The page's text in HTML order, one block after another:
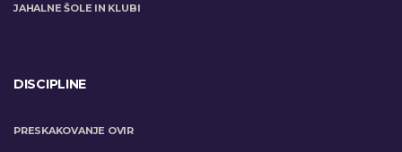
JAHALNE ŠOLE IN KLUBI
DISCIPLINE
PRESKAKOVANJE OVIR